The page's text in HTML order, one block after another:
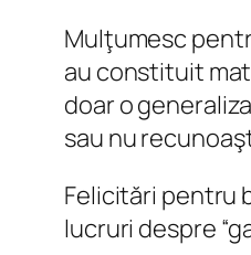
Mulţumesc
au constituit
doar o
sau nu
Felicitări pentru
lucruri despre